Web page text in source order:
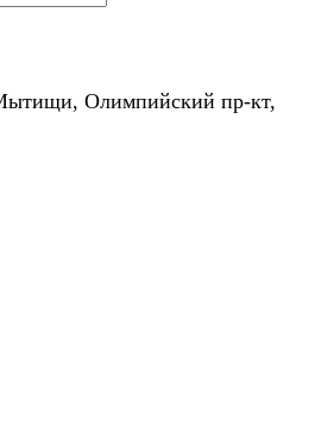
Олимпийский пр-кт,